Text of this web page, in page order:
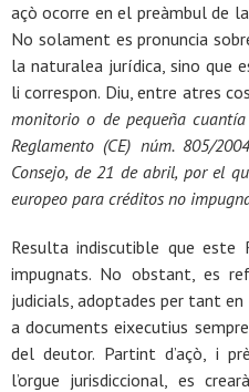
açò ocorre en el preàmbul de
No solament es pronuncia
la naturalea jurídica, sino que
li correspon. Diu, entre atres
monitorio o de pequeña
Reglamento (CE) núm. 805/
Consejo, de 21 de abril, por el
europeo para créditos no
Resulta indiscutible que este
impugnats. No obstant, es
judicials, adoptades per tant
a documents eixecutius
del deutor. Partint d’açò, i
l’orgue jurisdiccional, es